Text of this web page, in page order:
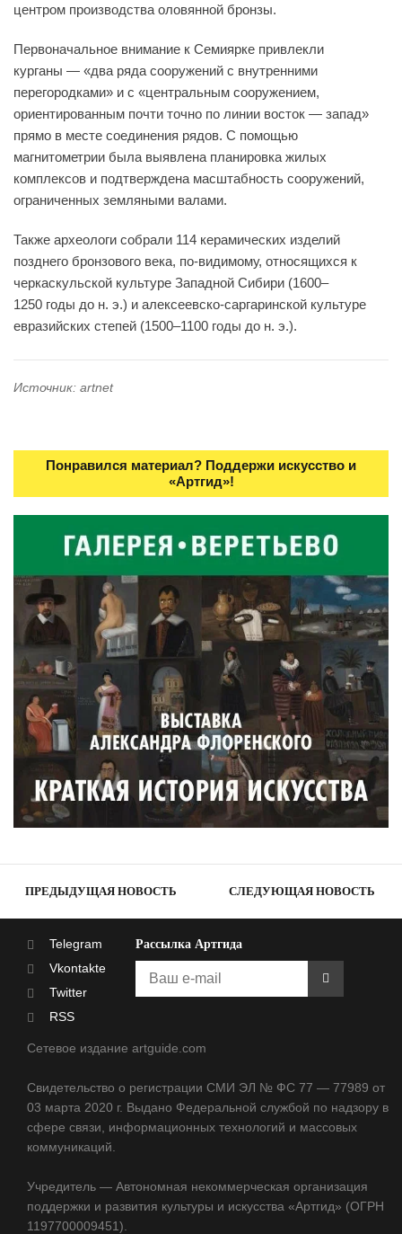
центром производства оловянной бронзы.
Первоначальное внимание к Семиярке привлекли
курганы — «два ряда сооружений с внутренними
перегородками» и с «центральным сооружением,
ориентированным почти точно по линии восток — запад»
прямо в месте соединения рядов. С помощью
магнитометрии была выявлена планировка жилых
комплексов и подтверждена масштабность сооружений,
ограниченных земляными валами.
Также археологи собрали 114 керамических изделий
позднего бронзового века, по-видимому, относящихся к
черкаскульской культуре Западной Сибири (1600–
1250 годы до н. э.) и алексеевско-саргаринской культуре
евразийских степей (1500–1100 годы до н. э.).
Источник: artnet
Понравился материал? Поддержи искусство и
«Артгид»!
ПРЕДЫДУЩАЯ НОВОСТЬ СЛЕДУЮЩАЯ НОВОСТЬ
Telegram
Vkontakte
Twitter
RSS
Рассылка Артгида
Сетевое издание artguide.com
Свидетельство о регистрации СМИ ЭЛ № ФС 77 — 77989 от
03 марта 2020 г. Выдано Федеральной службой по надзору в
сфере связи, информационных технологий и массовых
коммуникаций.
Учредитель — Автономная некоммерческая организация
поддержки и развития культуры и искусства «Артгид» (ОГРН
1197700009451).